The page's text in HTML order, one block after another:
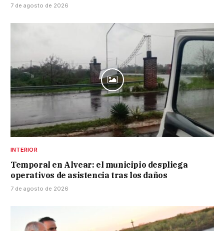
7 de agosto de 2026
INTERIOR
Temporal en Alvear: el municipio despliega
operativos de asistencia tras los daños
7 de agosto de 2026